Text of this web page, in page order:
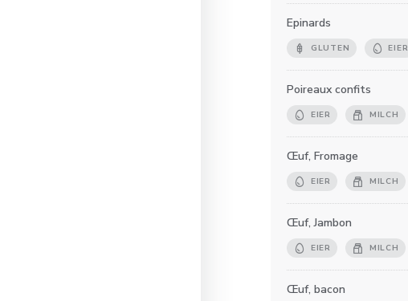
Epinards
GLUTEN EIER
Poireaux confits
EIER MILCH
Œuf, Fromage
EIER MILCH
Œuf, Jambon
EIER MILCH
Œuf, bacon